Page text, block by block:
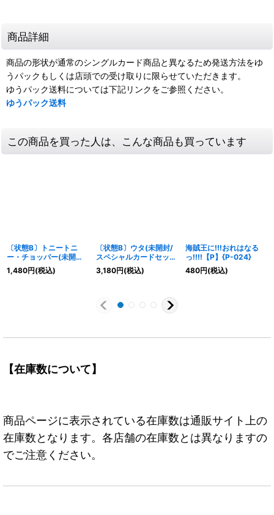
商品詳細
商品の形状が通常のシングルカード商品と異なるため発送方法をゆ
うパックもしくは店頭での受け取りに限らせていただきます。
ゆうパック送料については下記リンクをご参照ください。
ゆうパック送料
この商品を買った人は、こんな商品も買っています
〔状態B〕トニートニ
ー・チョッパー(未開封/
プロモーションカードセ
ット2025)【P】{P-
1,480円(税込)
〔状態B〕ウタ(未開封/
スペシャルカードセッ
ト)【R】{OP01-005}
3,180円(税込)
海賊王に!!!おれはなる
っ!!!!【P】{P-024}
480円(税込)
【在庫数について】
商品ページに表示されている在庫数は通販サイト上の
在庫数となります。各店舗の在庫数とは異なりますの
でご注意ください。